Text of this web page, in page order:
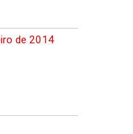
de 2014